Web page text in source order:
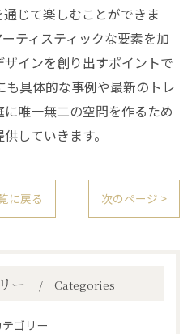
じて楽しむことができま
ティスティックな要素を加
インを創り出すポイントで
も具体的な事例や最新のトレ
唯一無二の空間を作るため
していきます。
に戻る 次のページ >
ー Categories
ゴリー